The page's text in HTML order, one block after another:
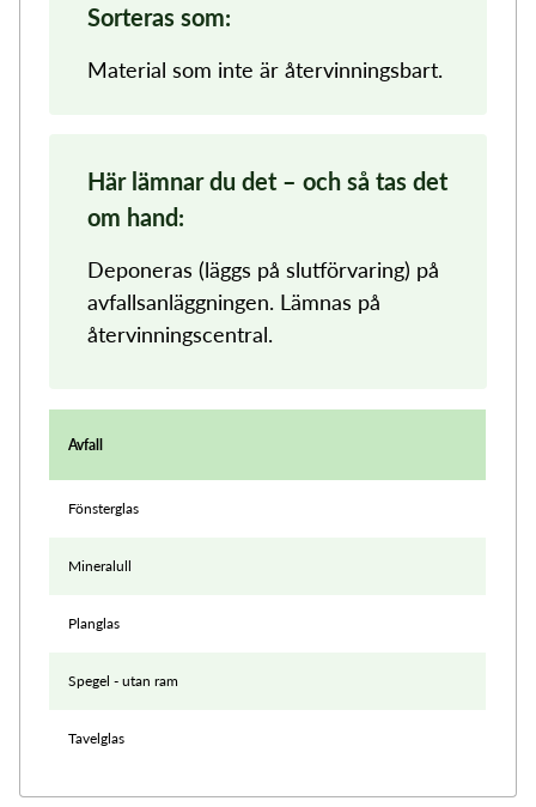
Sorteras som:
Material som inte är återvinningsbart.
Här lämnar du det – och så tas det
om hand:
Deponeras (läggs på slutförvaring) på
avfallsanläggningen. Lämnas på
återvinningscentral.
Avfall
Fönsterglas
Mineralull
Planglas
Spegel - utan ram
Tavelglas